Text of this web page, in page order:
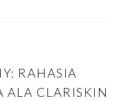
RAHASIA
ALA CLARISKIN